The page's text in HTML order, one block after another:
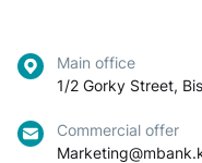
Main office
1/2 Gorky Street,
Commercial offer